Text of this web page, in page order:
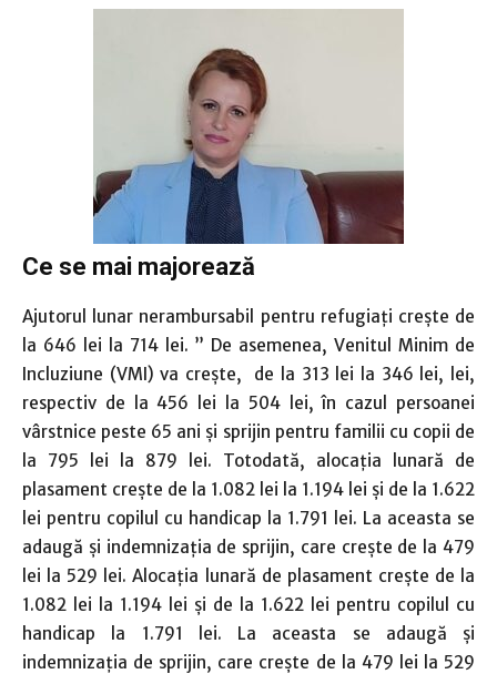
Ce se mai majorează
Ajutorul lunar nerambursabil pentru refugiați crește de
la 646 lei la 714 lei. ” De asemenea, Venitul Minim de
Incluziune (VMI) va creşte, de la 313 lei la 346 lei, lei,
respectiv de la 456 lei la 504 lei, în cazul persoanei
vârstnice peste 65 ani și sprijin pentru familii cu copii de
la 795 lei la 879 lei. Totodată, alocația lunară de
plasament crește de la 1.082 lei la 1.194 lei și de la 1.622
lei pentru copilul cu handicap la 1.791 lei. La aceasta se
adaugă și indemnizația de sprijin, care crește de la 479
lei la 529 lei. Alocația lunară de plasament crește de la
1.082 lei la 1.194 lei și de la 1.622 lei pentru copilul cu
handicap la 1.791 lei. La aceasta se adaugă și
indemnizația de sprijin, care crește de la 479 lei la 529